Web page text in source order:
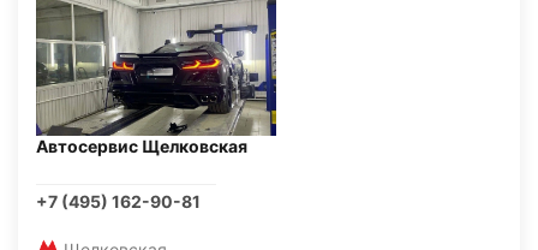
Автосервис Щелковская
+7 (495) 162-90-81